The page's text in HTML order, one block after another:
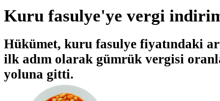
Kuru fasulye'ye vergi
Hükümet, kuru fasulye fiyatındaki
ilk adım olarak gümrük vergisi
yoluna gitti.